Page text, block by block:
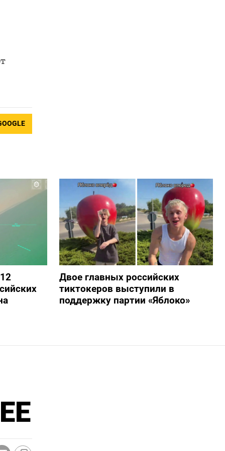
Двое главных российских
тиктокеров выступили в
поддержку партии «Яблоко»